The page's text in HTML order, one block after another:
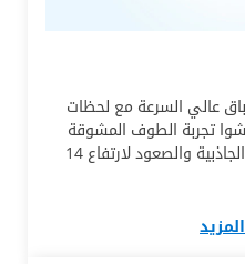
عالي السرعة مع لحظات
تجربة الطوف المشوقة
مع هبوط منحدرات قوية وقوى الجاذبية والصعود لارتفاع 14